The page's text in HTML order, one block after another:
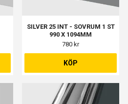
SILVER 25 INT - SOVRUM 1 ST
990 X 1094MM
780 kr
KÖP